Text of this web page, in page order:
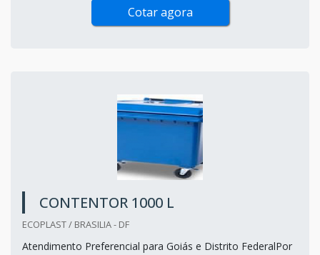
Cotar agora
CONTENTOR 1000 L
ECOPLAST / BRASILIA - DF
Atendimento Preferencial para Goiás e Distrito FederalPor